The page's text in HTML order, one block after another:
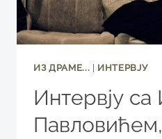
ИЗ ДРАМЕ... ИНТЕРВЈУ
Интервју